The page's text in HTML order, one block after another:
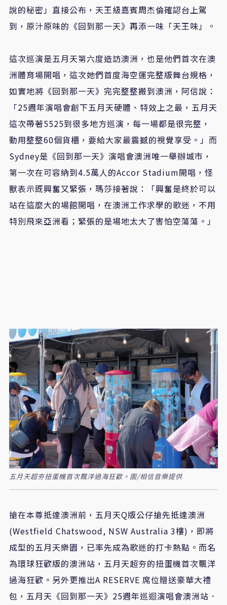
說的秘密」直接公布，天王級嘉賓周杰倫確認台上駕
到，原汁原味的《回到那一天》再添一味「天王味」。
這次巡演是五月天第六度造訪澳洲，也是他們首次在澳
洲體育場開唱，這次她們首度海空運完整版舞台規格，
如實地將《回到那一天》完完整整搬到澳洲，阿信說：
「25週年演唱會創下五月天硬體、特效上之最，五月天
這次帶著5525到很多地方巡演，每一場都是很完整，
動用整整60個貨櫃，要給大家最震撼的視覺享受。」而
Sydney是《回到那一天》演唱會澳洲唯一舉辦城市，
第一次在可容納到4.5萬人的Accor Stadium開唱，怪
獸表示既興奮又緊張，瑪莎接著說：「興奮是終於可以
站在這麼大的場館開唱，在澳洲工作求學的歌迷，不用
特別飛來亞洲看；緊張的是場地太大了害怕空蕩蕩。」
五月天超夯扭蛋機首次飄洋過海狂歡。圖/相信音樂提供
搶在本尊抵達澳洲前，五月天Q版公仔搶先抵達澳洲
(Westfield Chatswood, NSW Australia 3樓) ，即將
成型的五月天樂園，已率先成為歌迷的打卡熱點。而名
為環球狂歡版的澳洲站，五月天超夯的扭蛋機首次飄洋
過海狂歡。另外更推出A RESERVE 席位贈送豪華大禮
包，五月天《回到那一天》 25週年巡迴演唱會澳洲站．